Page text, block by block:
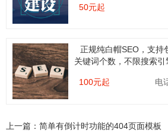
50元起
正规纯白帽SEO，支持
关键词个数，不限搜索引
100元起 电
上一篇： 简单有倒计时功能的404页面模板